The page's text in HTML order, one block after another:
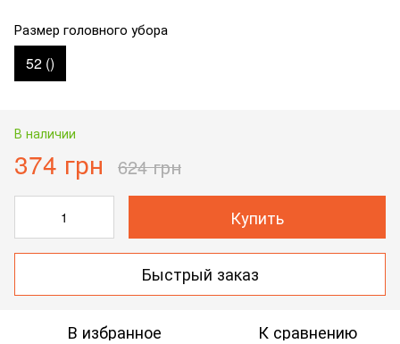
Размер головного убора
52 ()
В наличии
374 грн 624 грн
Купить
Быстрый заказ
В избранное К сравнению